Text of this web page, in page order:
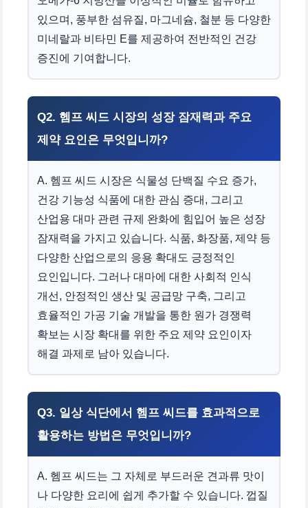
있으며, 풍부한 섬유질, 마그네슘, 철분 등 다양한
미네랄과 비타민 E를 제공하여 전반적인 건강
증진에 기여합니다.
Q2. 헴프 씨드 시장의 성장 잠재력과 주요
제약 요인은 무엇입니까?
A. 헴프 씨드 시장은 식물성 단백질 수요 증가,
건강 기능성 식품에 대한 관심 증대, 그리고
산업용 대마 관련 규제 완화에 힘입어 높은 성장
잠재력을 가지고 있습니다. 식품, 화장품, 제약 등
다양한 산업으로의 응용 확대도 긍정적인
요인입니다. 그러나 대마에 대한 사회적 인식
개선, 안정적인 생산 및 공급망 구축, 그리고
효율적인 가공 기술 개발을 통한 원가 경쟁력
확보는 시장 확대를 위한 주요 제약 요인이자
해결 과제로 남아 있습니다.
Q3. 일상 식단에서 헴프 씨드를 효과적으로
활용하는 방법은 무엇입니까?
A. 헴프 씨드는 그 자체로 부드러운 견과류 맛이
나 다양한 요리에 쉽게 추가할 수 있습니다. 껍질